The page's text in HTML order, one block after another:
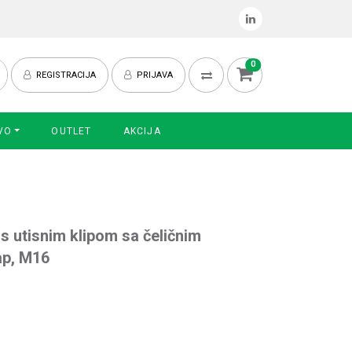
REGISTRACIJA PRIJAVA
0
OUTLET AKCIJA
utisnim klipom sa čeličnim
M16